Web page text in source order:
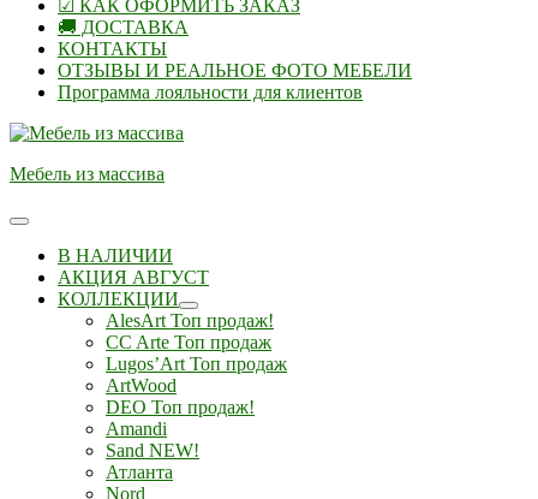
☑ КАК ОФОРМИТЬ ЗАКАЗ
🚚 ДОСТАВКА
КОНТАКТЫ
ОТЗЫВЫ И РЕАЛЬНОЕ ФОТО МЕБЕЛИ
Программа лояльности для клиентов
Мебель из массива
В НАЛИЧИИ
АКЦИЯ АВГУСТ
КОЛЛЕКЦИИ
AlesArt Топ продаж!
CC Arte Топ продаж
Lugos’Art Топ продаж
ArtWood
DEO Топ продаж!
Amandi
Sand NEW!
Атланта
Nord